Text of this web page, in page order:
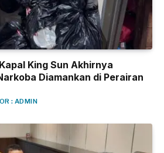
King Sun Akhirnya
Diamankan di Perairan
: ADMIN